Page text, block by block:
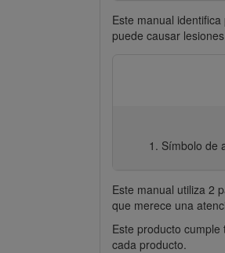
Este manual
puede causar
Símbolo de
Este manual utiliza 2
que merece una
Este producto
cada producto.